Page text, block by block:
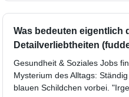
Was bedeuten eigentlich
Detailverliebtheiten
Gesundheit & Soziales Jobs
Mysterium des Alltags:
blauen Schildchen vorbei.